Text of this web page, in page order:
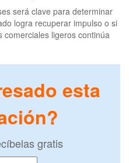
será clave para determinar
logra recuperar impulso o si
ligeros continúa
esta
gratis